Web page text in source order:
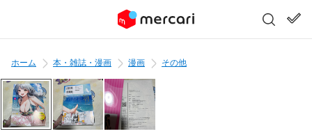
ホーム 本・雑誌・漫画 漫画 その他